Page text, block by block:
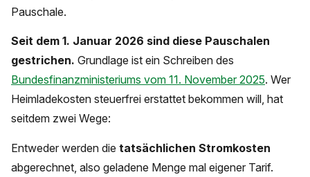
Pauschale.
Seit dem 1. Januar 2026 sind diese Pauschalen
gestrichen. Grundlage ist ein Schreiben des
Bundesfinanzministeriums vom 11. November 2025. Wer
Heimladekosten steuerfrei erstattet bekommen will, hat
seitdem zwei Wege:
Entweder werden die tatsächlichen Stromkosten
abgerechnet, also geladene Menge mal eigener Tarif.